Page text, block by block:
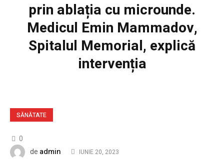
prin ablația cu microunde.
Medicul Emin Mammadov,
Spitalul Memorial, explică
intervenția
SĂNĂTATE
0
de admin IUNIE 20, 2023